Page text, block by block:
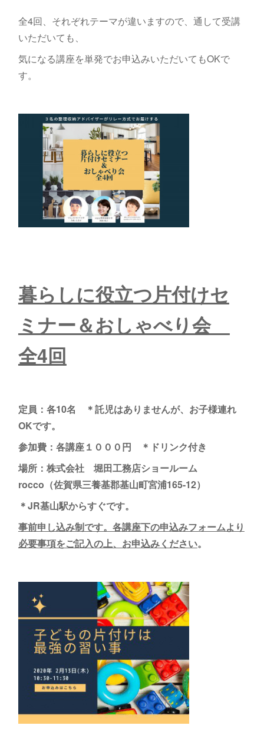
全4回、それぞれテーマが違いますので、通して受講
いただいても、
気になる講座を単発でお申込みいただいてもOKで
す。
暮らしに役立つ片付けセ
ミナー＆おしゃべり会
全4回
定員：各10名 ＊託児はありませんが、お子様連れ
OKです。
参加費：各講座１０００円 ＊ドリンク付き
場所：株式会社 堀田工務店ショールーム
rocco（佐賀県三養基郡基山町宮浦165-12）
＊JR基山駅からすぐです。
事前申し込み制です。各講座下の申込みフォームより
必要事項をご記入の上、お申込みください。